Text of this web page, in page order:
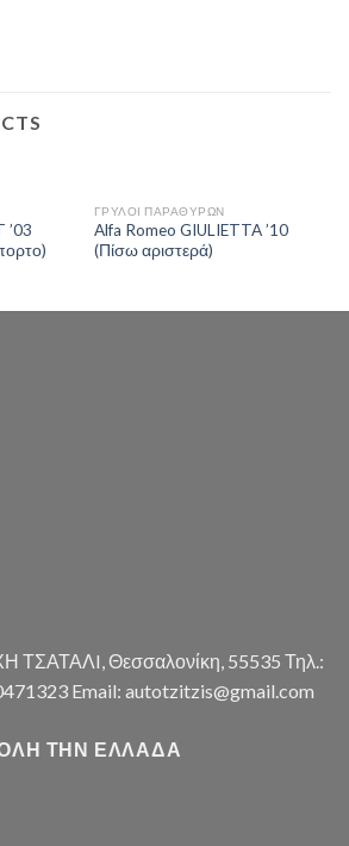
’03
ΓΡΥΛΟΙ ΠΑΡΑΘΥΡΩΝ
Alfa Romeo GIULIETTA ’10
(Πίσω αριστερά)
Θεσσαλονίκη, 55535 Τηλ.:
Email: autotzitzis@gmail.com
ΤΗΝ ΕΛΛΆΔΑ